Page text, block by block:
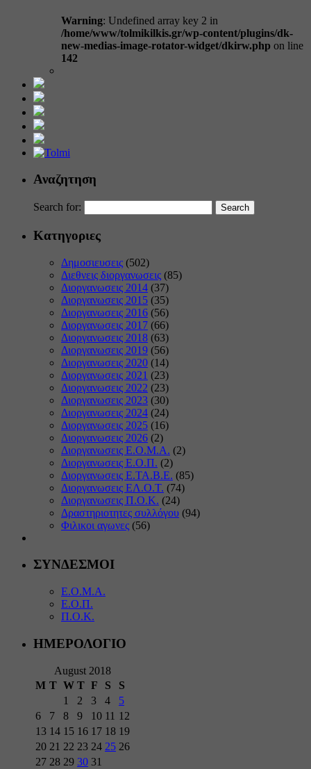
Warning: Undefined array key 2 in
/home/www/tolmikilkis.gr/wp-content/plugins/dk-
new-medias-image-rotator-widget/dkirw.php on line
142
Αναζητηση
Search for:
Κατηγοριες
Δημοσιευσεις (502)
Διεθνεις διοργανωσεις (85)
Διοργανωσεις 2014 (37)
Διοργανωσεις 2015 (35)
Διοργανωσεις 2016 (56)
Διοργανωσεις 2017 (66)
Διοργανωσεις 2018 (63)
Διοργανωσεις 2019 (56)
Διοργανωσεις 2020 (14)
Διοργανωσεις 2021 (23)
Διοργανωσεις 2022 (23)
Διοργανωσεις 2023 (30)
Διοργανωσεις 2024 (24)
Διοργανωσεις 2025 (16)
Διοργανωσεις 2026 (2)
Διοργανωσεις Ε.Ο.Μ.Α. (2)
Διοργανωσεις Ε.Ο.Π. (2)
Διοργανωσεις Ε.ΤΑ.Β.Ε. (85)
Διοργανωσεις ΕΛ.Ο.Τ. (74)
Διοργανωσεις Π.Ο.Κ. (24)
Δραστηριοτητες συλλόγου (94)
Φιλικοι αγωνες (56)
ΣΥΝΔΕΣΜΟΙ
Ε.Ο.Μ.Α.
Ε.Ο.Π.
Π.Ο.Κ.
ΗΜΕΡΟΛΟΓΙΟ
August 2018
M T W T F S
S
1
2 3 4
5
6
7 8 9 10 11 12
13 14 15 16 17 18 19
20 21 22 23 24 25 26
27 28 29 30 31